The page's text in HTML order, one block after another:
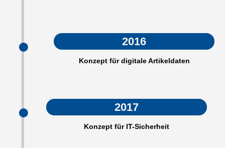
2016
Konzept für digitale Artikeldaten
2017
Konzept für IT-Sicherheit